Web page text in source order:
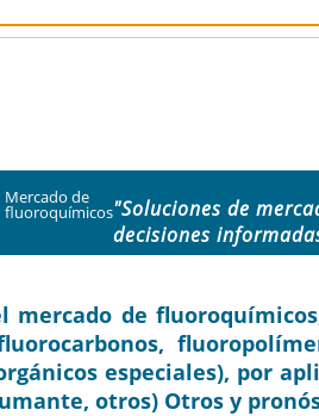
Mercado de
fluoroquímicos"Soluciones de
decisiones
mercado de
especiales), por
otros) Otros y